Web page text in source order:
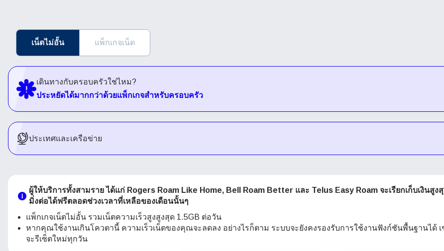
เน็ตไม่อั้น แพ็กเกจเน็ต
เดินทางกับครอบครัวใช่ไหม?
ประหยัดได้มากกว่าด้วยแพ็กเกจสำหรับครอบครัว
ประเทศและเครือข่าย
ผู้ให้บริการทั้งสามราย ได้แก่ Rogers Roam Like Home, Bell Roam Better และ Telus Easy Roam จะเรียกเก็บเงินสู
มิ่งต่อได้ฟรีตลอดช่วงเวลาที่เหลือของเดือนนั้นๆ
แพ็กเกจเน็ตไม่อั้น รวมเน็ตความเร็วสูงสูงสุด 1.5GB ต่อวัน
หากคุณใช้งานเกินโควตานี้ ความเร็วเน็ตของคุณจะลดลง อย่างไรก็ตาม ระบบจะยังคงรองรับการใช้งานฟังก์ชันพื้นฐานได้
จะรีเซ็ตใหม่ทุกวัน